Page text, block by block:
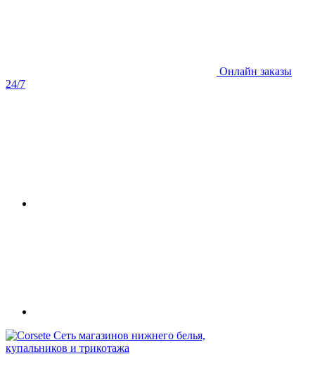
Онлайн заказы
24/7
Сеть магазинов нижнего белья,
купальников и трикотажа